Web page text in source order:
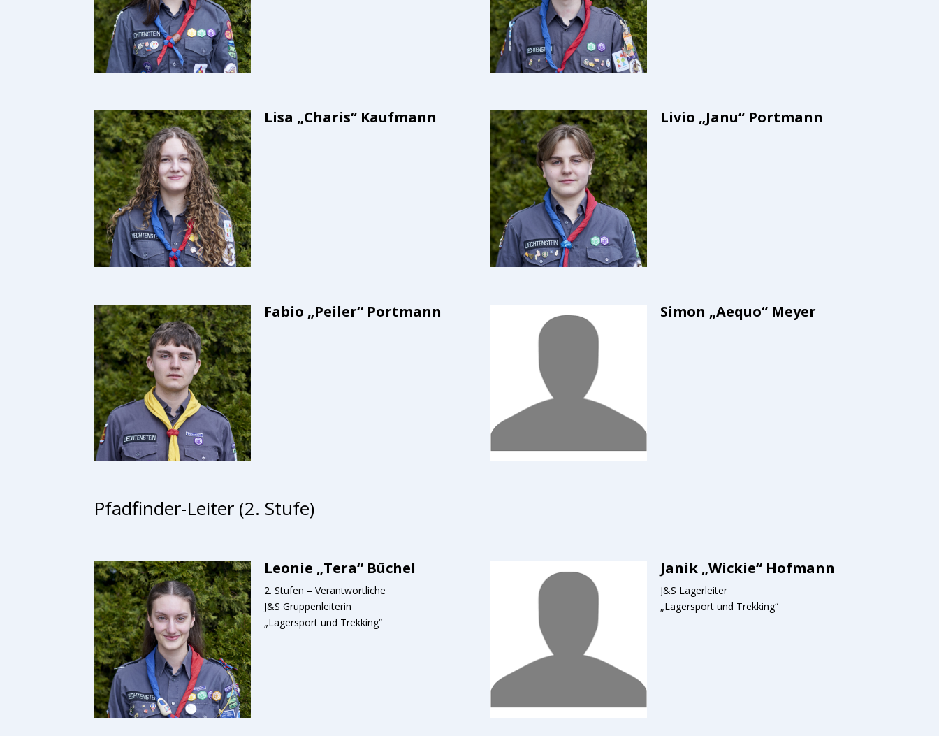
Lisa „Charis“ Kaufmann Livio „Janu“ Portmann
Fabio „Peiler“ Portmann Simon „Aequo“ Meyer
Pfadfinder-Leiter (2. Stufe)
Leonie „Tera“ Büchel
2. Stufen – Verantwortliche
J&S Gruppenleiterin
„Lagersport und Trekking“
Janik „Wickie“ Hofmann
J&S Lagerleiter
„Lagersport und Trekking“